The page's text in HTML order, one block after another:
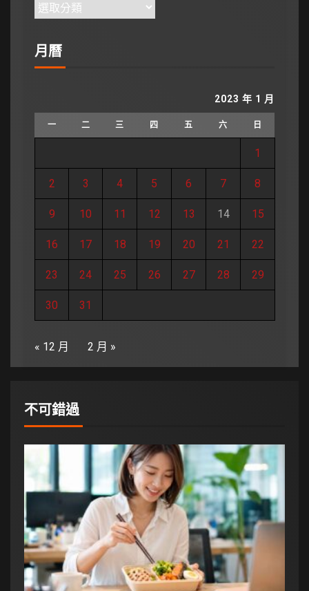
月曆
2023 年 1 月
一 二 三 四 五 六 日
1
2 3 4 5 6 7 8
9 10 11 12 13 14 15
16 17 18 19 20 21 22
23 24 25 26 27 28 29
30 31
« 12 月 2 月 »
不可錯過